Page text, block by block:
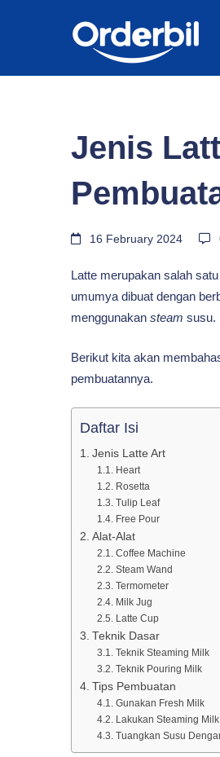
Jenis
Latte
Art
Dan
Tips
Jenis
16 February 2024
Latte merupakan salah
umumya dibuat dengan
menggunakan steam susu.
Berikut kita akan
pembuatannya.
Daftar Isi
Jenis Latte Art
Heart
Rosetta
Tulip Leaf
Free Pour
Alat-Alat
Coffee Machine
Steam Wand
Termometer
Milk Jug
Latte Cup
Teknik Dasar
Teknik Steaming Milk
Teknik Pouring Milk
Tips Pembuatan
Gunakan Fresh Milk
Lakukan Steaming
Tuangkan Susu